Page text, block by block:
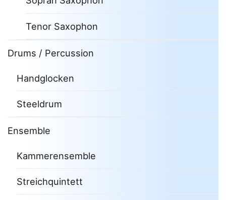
Tenor Saxophon
Drums / Percussion
Handglocken
Steeldrum
Ensemble
Kammerensemble
Streichquintett